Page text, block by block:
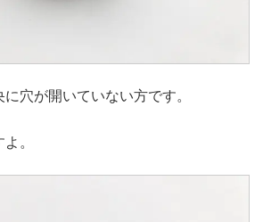
穴が開いていない方です。
。